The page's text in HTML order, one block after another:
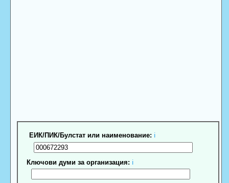
ЕИК/ПИК/Булстат или наименование: ℹ
Ключови думи за организация: ℹ